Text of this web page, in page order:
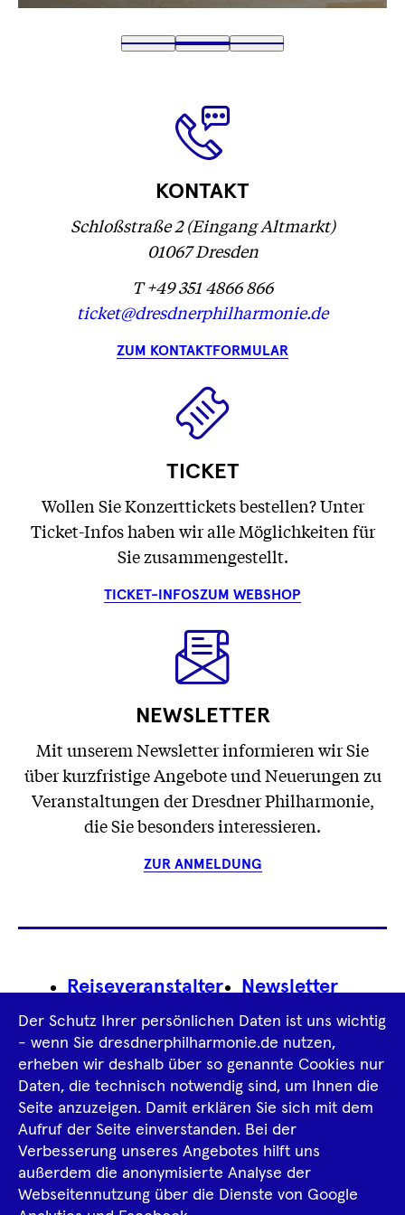
Text
1
Text
2
(
...
Text
3
KONTAKT
Schloßstraße 2 (Eingang Altmarkt)
01067 Dresden
T +49 351 4866 866
ticket@dresdnerphilharmonie.de
ZUM KONTAKTFORMULAR
TICKET
Wollen Sie Konzerttickets bestellen? Unter
Ticket-Infos haben wir alle Möglichkeiten für
Sie zusammengestellt.
TICKET-INFOSZUM WEBSHOP
NEWSLETTER
Mit unserem Newsletter informieren wir Sie
über kurzfristige Angebote und Neuerungen zu
Veranstaltungen der Dresdner Philharmonie,
die Sie besonders interessieren.
ZUR ANMELDUNG
Footer
Reiseveranstalter Newsletter
Impressum
Datenschutz­information AGB
Intern
TiktokFacebook
Instagram
SpotifyYouTube
Der Schutz Ihrer persönlichen Daten ist uns wichtig
- wenn Sie dresdnerphilharmonie.de nutzen,
erheben wir deshalb über so genannte Cookies nur
Daten, die technisch notwendig sind, um Ihnen die
Seite anzuzeigen. Damit erklären Sie sich mit dem
Aufruf der Seite einverstanden. Bei der
Verbesserung unseres Angebotes hilft uns
außerdem die anonymisierte Analyse der
Webseitennutzung über die Dienste von Google